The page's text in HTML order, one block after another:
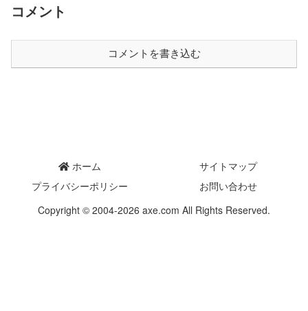
コメント
コメントを書き込む
ホーム
サイトマップ
プライバシーポリシー
お問い合わせ
Copyright © 2004-2026 axe.com All Rights Reserved.